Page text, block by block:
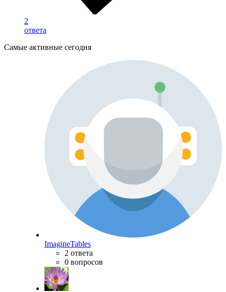
2
ответа
Самые активные сегодня
ImagineTables
2 ответа
0 вопросов